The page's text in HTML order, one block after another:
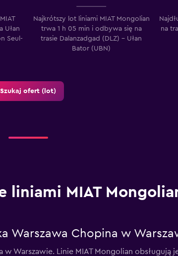
Ułan
Seul-
Najkrótszy lot liniami MIAT Mongolian
trwa 1 h 05 min i odbywa się na
trasie Dalanzadgad (DLZ) – Ułan
Bator (UBN)
na
Szukaj ofert (lot)
liniami MIAT
Warszawa Chopina w
Warszawie. Linie MIAT Mongolian obsługują